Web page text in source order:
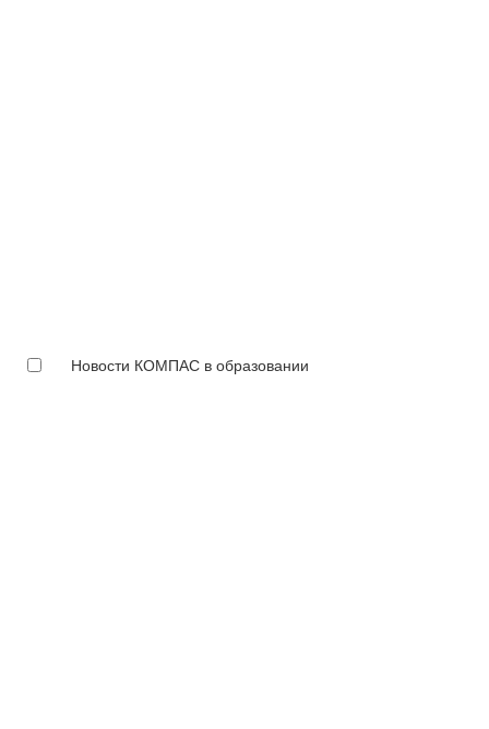
Новости КОМПАС в образовании